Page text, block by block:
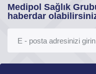
Medipol Sağlık
haberdar